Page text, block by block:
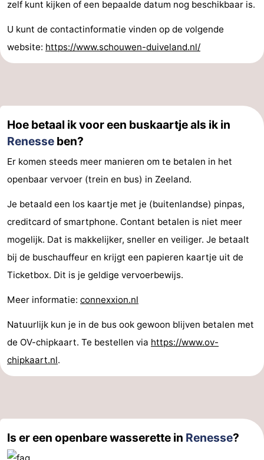
-
Rondvaarten
-
Speeltuinen
-
Minigolfbanen
Wellness
centra
Dorpen
Steden
Rondleidingen
Sporten
-
Zwembaden
-
Fietsen
-
Wandelen
Paardrijden
-
Surfen
-
Duiken
Eten
zelf kunt kijken of een bepaalde datum nog beschikbaar is.
U kunt de contactinformatie vinden op de volgende
website: https://www.schouwen-duiveland.nl/
Hoe betaal ik voor een buskaartje als ik in
Renesse ben?
Er komen steeds meer manieren om te betalen in het
openbaar vervoer (trein en bus) in Zeeland.
Je betaald een los kaartje met je (buitenlandse) pinpas,
creditcard of smartphone. Contant betalen is niet meer
mogelijk. Dat is makkelijker, sneller en veiliger. Je betaalt
bij de buschauffeur en krijgt een papieren kaartje uit de
Ticketbox. Dit is je geldige vervoerbewijs.
Meer informatie: connexxion.nl
Natuurlijk kun je in de bus ook gewoon blijven betalen met
de OV-chipkaart. Te bestellen via https://www.ov-
chipkaart.nl.
Is er een openbare wasserette in Renesse?